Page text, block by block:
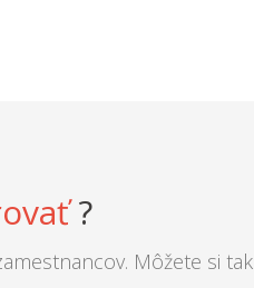
?
Môžete si tak